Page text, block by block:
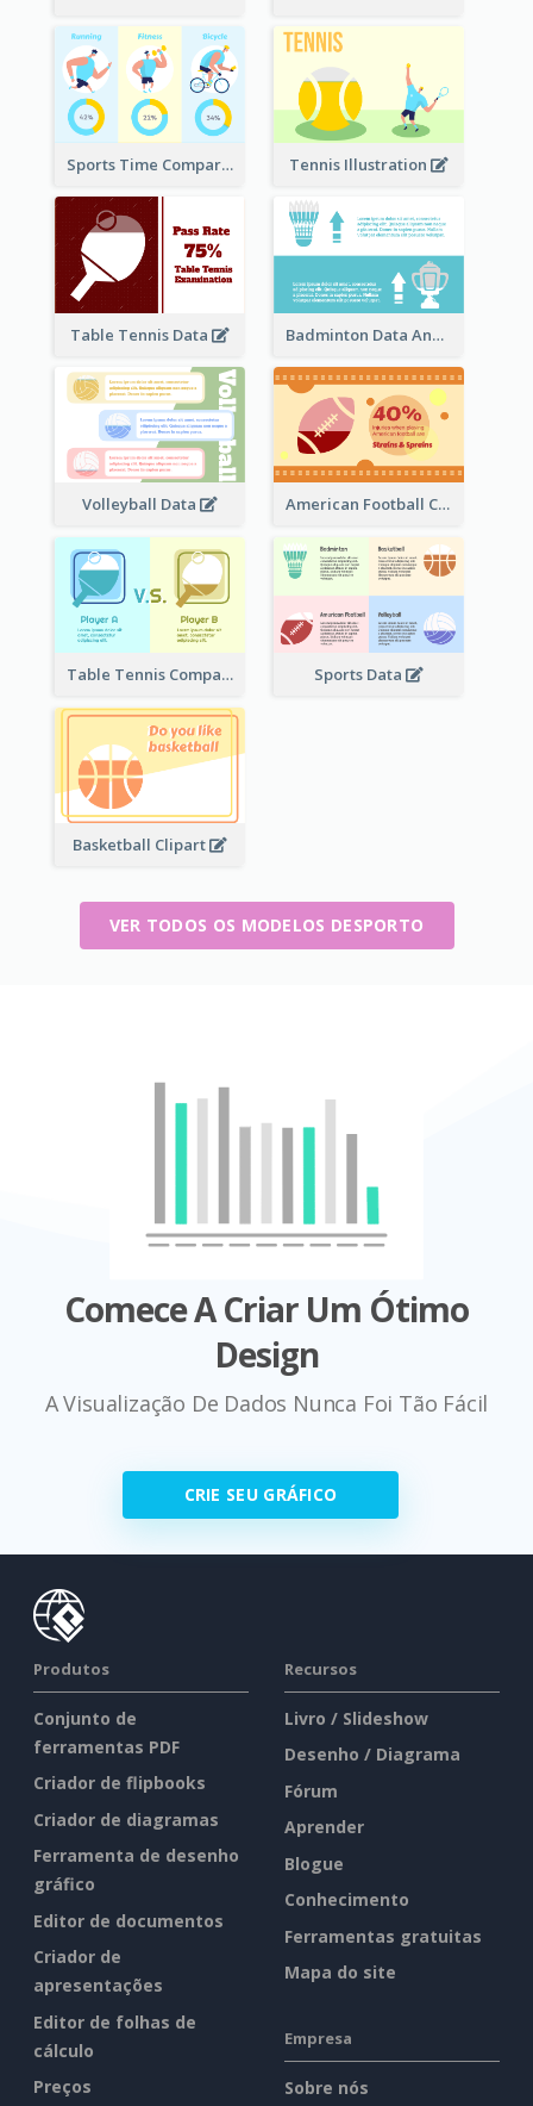
Sports Time Comparison Tennis Illustration
Table Tennis Data Badminton Data Analysis
Volleyball Data American Football Clipart
Table Tennis Comparison Sports Data
Basketball Clipart
VER TODOS OS MODELOS DESPORTO
Comece A Criar Um Ótimo
Design
A Visualização De Dados Nunca Foi Tão Fácil
CRIE SEU GRÁFICO
Produtos
Conjunto de
ferramentas PDF
Criador de flipbooks
Criador de diagramas
Ferramenta de desenho
gráfico
Editor de documentos
Criador de
apresentações
Editor de folhas de
cálculo
Preços
Recursos
Livro / Slideshow
Desenho / Diagrama
Fórum
Aprender
Blogue
Conhecimento
Ferramentas gratuitas
Mapa do site
Empresa
Sobre nós